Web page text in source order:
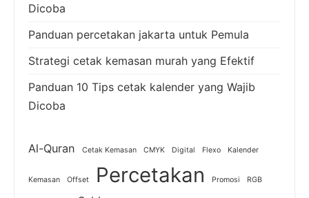
Dicoba
Panduan percetakan jakarta untuk Pemula
Strategi cetak kemasan murah yang Efektif
Panduan 10 Tips cetak kalender yang Wajib
Dicoba
Al-Quran Cetak Kemasan CMYK Digital Flexo Kalender
Kemasan Offset Percetakan Promosi RGB